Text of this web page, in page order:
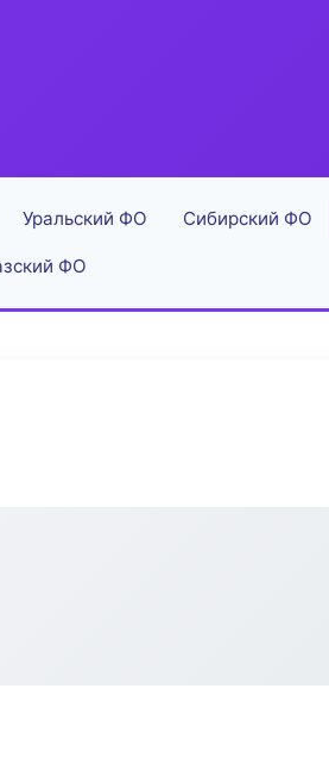
Уральский ФО Сибирский ФО
ФО